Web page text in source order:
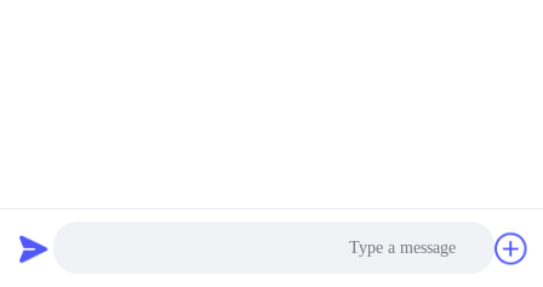
الصين جودة جيدة هيدروليّ صحافة مكبح المورد. حقوق الطبع والنشر © 2019-2026
Wuxi Smart CNC Equipment Group Co.,LTD جميع الحقوق محفوظة